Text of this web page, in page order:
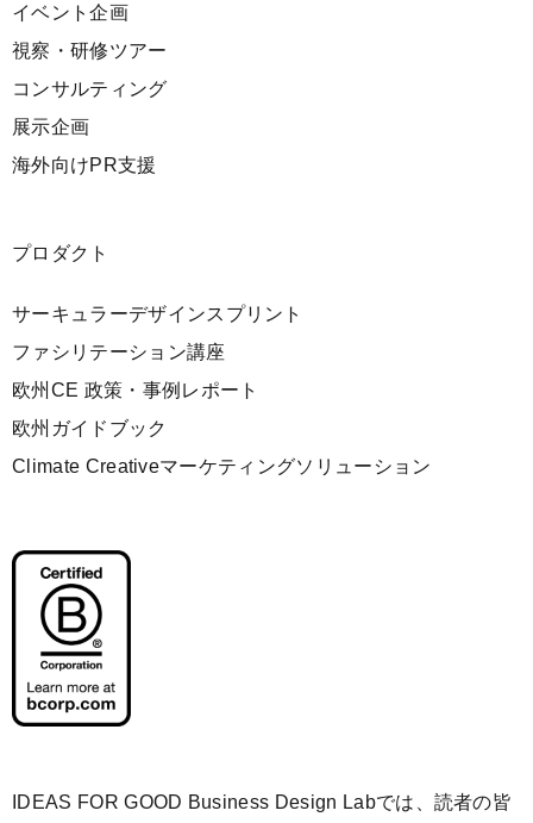
イベント企画
視察・研修ツアー
コンサルティング
展示企画
海外向けPR支援
プロダクト
サーキュラーデザインスプリント
ファシリテーション講座
欧州CE 政策・事例レポート
欧州ガイドブック
Climate Creativeマーケティングソリューション
IDEAS FOR GOOD Business Design Labでは、読者の皆